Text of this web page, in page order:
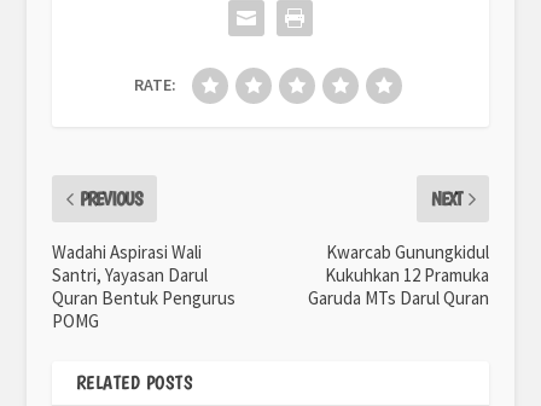
RATE:
PREVIOUS
Wadahi Aspirasi Wali
Santri, Yayasan Darul
Quran Bentuk Pengurus
POMG
NEXT
Kwarcab Gunungkidul
Kukuhkan 12 Pramuka
Garuda MTs Darul Quran
RELATED POSTS